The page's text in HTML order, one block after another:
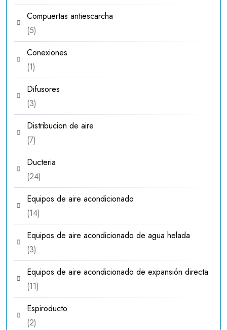
productos
Compuertas antiescarcha
55
productos
Conexiones
11
producto
Difusores
33
productos
Distribucion de aire
77
productos
Ducteria
2424
productos
Equipos de aire acondicionado
1414
productos
Equipos de aire acondicionado de agua helada
33
productos
Equipos de aire acondicionado de expansión directa
1111
productos
Espiroducto
22